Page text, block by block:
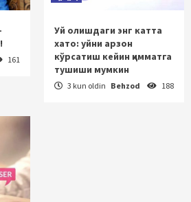
161
Уй олишдаги энг катта
хато: уйни арзон
кўрсатиш кейин қимматга
тушиши мумкин
3 kun oldin Behzod 188